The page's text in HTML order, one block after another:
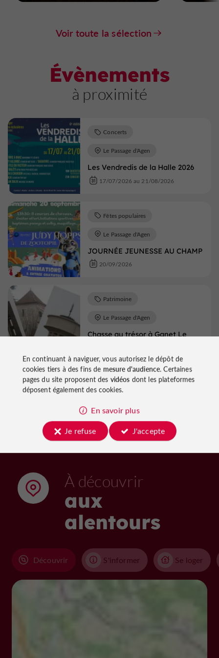
Voir toute la sélection
Évènements
à proximité
Les Vendredis de la Halle 2026
Concerts
Le Passage d'Agen
17/07/2026 au 21/08/2026
JOURNÉE JEUNESSE AU CHAMP
Fêtes populaires
Le Passage d'Agen
20/09/2026
Chasse au trésor à Ganet Le
Patrimoine
Le Passage d'Agen
19/09/2026
Voir tous les événements
À découvrir
aux
alentours
Découvrir S'informer Se loger
En continuant à naviguer, vous autorisez le dépôt de
cookies tiers à des fins de mesure d'audience. Certaines
pages du site proposent des vidéos dont les plateformes
déposent également des cookies.
En savoir plus
Je refuse
J'accepte